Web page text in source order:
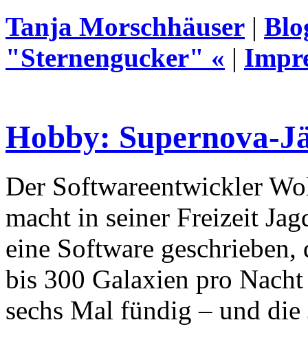
Tanja Morschhäuser |
"Sternengucker" « |
Hobby: Supernova-
Der Softwareentwickler
macht in seiner Freizeit
eine Software
bis 300 Galaxien pro
sechs Mal fündig – und die